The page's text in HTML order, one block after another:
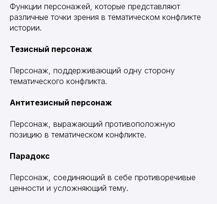
Функции персонажей, которые представляют
различные точки зрения в тематическом конфликте
истории.
Тезисный персонаж
Персонаж, поддерживающий одну сторону
тематического конфликта.
Антитезисный персонаж
Персонаж, выражающий противоположную
позицию в тематическом конфликте.
Парадокс
Персонаж, соединяющий в себе противоречивые
ценности и усложняющий тему.